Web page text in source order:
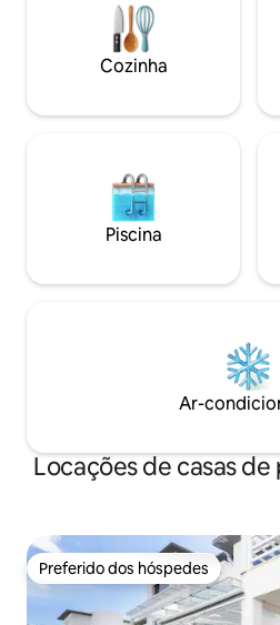
charmosa de frente para a Praia
de Paraty Cozinha equipada e
a sua disposição
Cozinha
Piscina
Ar-
Locações de casas
Preferido dos hóspedes
Preferido dos hóspedes